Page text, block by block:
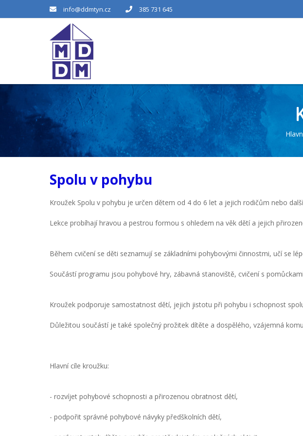
info@ddmtyn.cz 385 731 645
Spolu v pohybu
Kroužek Spolu v pohybu je určen dětem od 4 do 6 let a jejich rodičům nebo
Lekce probíhají hravou a pestrou formou s ohledem na věk dětí a jejich
Během cvičení se děti seznamují se základními pohybovými činnostmi, učí se
Součástí programu jsou pohybové hry, zábavná stanoviště, cvičení s
Kroužek podporuje samostatnost dětí, jejich jistotu při pohybu i schopnost
Důležitou součástí je také společný prožitek dítěte a dospělého, vzájemná
Hlavní cíle kroužku:
- rozvíjet pohybové schopnosti a přirozenou obratnost dětí,
- podpořit správné pohybové návyky předškolních dětí,